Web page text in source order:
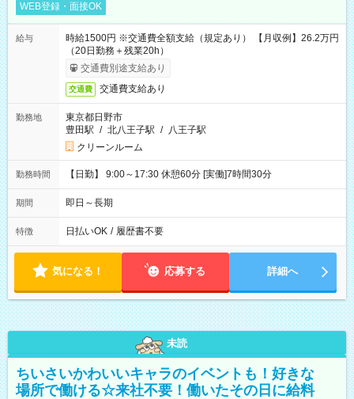
WEB登録・面接OK
給与
時給1500円 ※交通費全額支給（規定あり） 【月収例】26.2万円
（20日勤務＋残業20h）
交通費別途支給あり
交通費 交通費支給あり
勤務地
東京都日野市
豊田駅 / 北八王子駅 / 八王子駅
クリーンルーム
勤務時間 【日勤】 9:00～17:30 休憩60分 [実働]7時間30分
期間 即日～長期
特徴 日払いOK / 履歴書不要
気になる！ 応募する 詳細へ
未読
ちいさいかわいいキャラのイベントも！好きな
場所で働ける☆来社不要！働いたその日に給料